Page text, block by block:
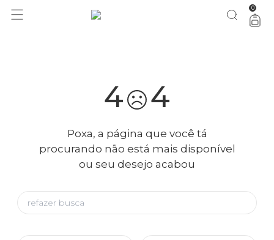
você merece 30% OFF pra comemorar com a gente aproveita! 0
4 4
Poxa, a página que você tá
procurando não está mais disponível
ou seu desejo acabou